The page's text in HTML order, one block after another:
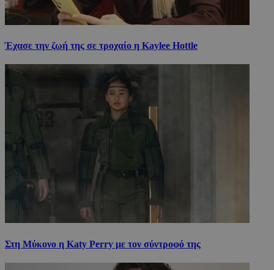
Έχασε την ζωή της σε τροχαίο η Kaylee Hottle
Στη Μύκονο η Katy Perry με τον σύντροφό της